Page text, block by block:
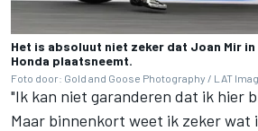
Het is absoluut niet zeker dat Joan Mir in
Honda plaatsneemt.
Foto door: Gold and Goose Photography / LAT
"Ik kan niet garanderen dat ik hier
Maar binnenkort weet ik zeker wat